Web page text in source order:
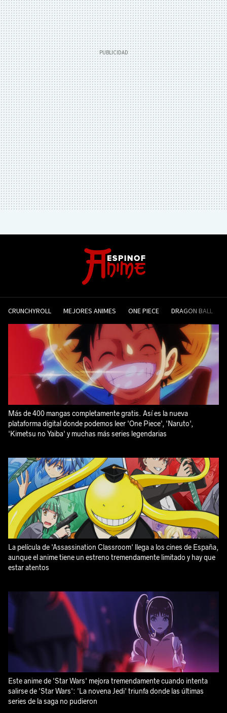
CRUNCHYROLL MEJORES ANIMES ONE PIECE DRAGON BALL
Más de 400 mangas completamente gratis. Así es la nueva
plataforma digital donde podemos leer 'One Piece', 'Naruto',
'Kimetsu no Yaiba' y muchas más series legendarias
La película de 'Assassination Classroom' llega a los cines de España,
aunque el anime tiene un estreno tremendamente limitado y hay que
estar atentos
Este anime de 'Star Wars' mejora tremendamente cuando intenta
salirse de 'Star Wars': 'La novena Jedi' triunfa donde las últimas
series de la saga no pudieron